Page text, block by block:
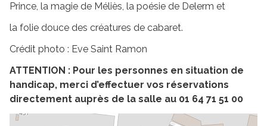
Prince, la magie de Méliès, la poésie de Delerm et
la folie douce des créatures de cabaret.
Crédit photo : Eve Saint Ramon
ATTENTION : Pour les personnes en situation de
handicap, merci d’effectuer vos réservations
directement auprès de la salle au 01 64 71 51 00